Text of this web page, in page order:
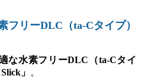
フリーDLC（ta-Cタイプ）
な水素フリーDLC（ta-Cタイ
」 。